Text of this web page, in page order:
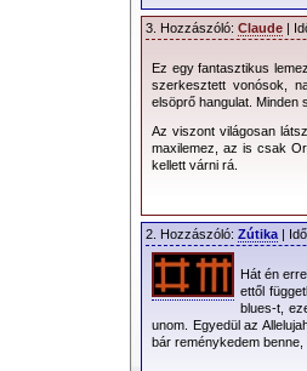
3. Hozzászóló: Claude |
Ez egy fantasztikus
szerkesztett vonósok,
elsöprő hangulat. Minden
Az viszont világosan
maxilemez, az is csak
kellett várni rá.
2. Hozzászóló: Zútika |
Hát én
ettől
blues-t,
unom. Egyedül az
bár reménykedem